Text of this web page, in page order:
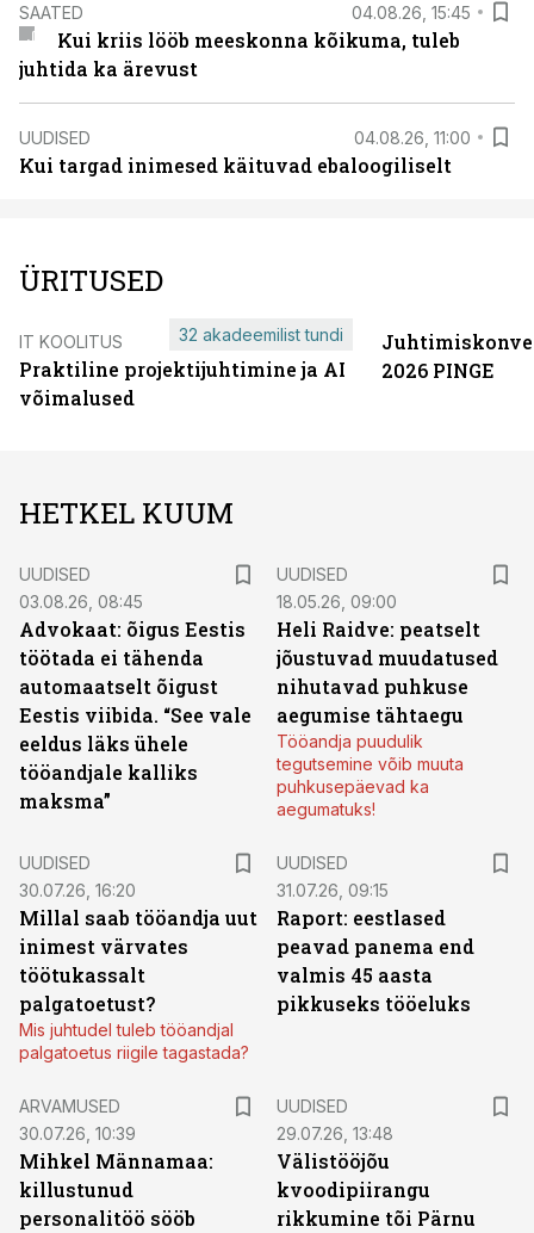
SAATED 04.08.26, 15:45
Kui kriis lööb meeskonna kõikuma, tuleb
juhtida ka ärevust
UUDISED 04.08.26, 11:00
Kui targad inimesed käituvad ebaloogiliselt
ÜRITUSED
IT KOOLITUS
Praktiline projektijuhtimine ja AI
võimalused
32 akadeemilist tundi
2026 PINGE
HETKEL KUUM
UUDISED
03.08.26, 08:45
Advokaat: õigus Eestis
töötada ei tähenda
automaatselt õigust
Eestis viibida. “See vale
eeldus läks ühele
tööandjale kalliks
maksma”
UUDISED
18.05.26, 09:00
Heli Raidve: peatselt
jõustuvad muudatused
nihutavad puhkuse
aegumise tähtaegu
Tööandja puudulik
tegutsemine võib muuta
puhkusepäevad ka
aegumatuks!
UUDISED
30.07.26, 16:20
Millal saab tööandja uut
inimest värvates
töötukassalt
palgatoetust?
Mis juhtudel tuleb tööandjal
palgatoetus riigile tagastada?
UUDISED
31.07.26, 09:15
Raport: eestlased
peavad panema end
valmis 45 aasta
pikkuseks tööeluks
ARVAMUSED
30.07.26, 10:39
Mihkel Männamaa:
killustunud
personalitöö sööb
UUDISED
29.07.26, 13:48
Välistööjõu
kvoodipiirangu
rikkumine tõi Pärnu